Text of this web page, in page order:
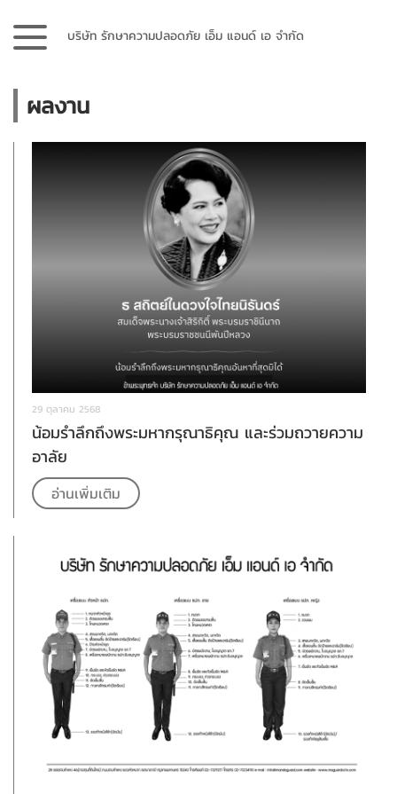
บริษัท รักษาความปลอดภัย เอ็ม แอนด์ เอ จำกัด
ผลงาน
29 ตุลาคม 2568
น้อมรำลึกถึงพระมหากรุณาธิคุณ และร่วมถวายความ
อาลัย
อ่านเพิ่มเติม